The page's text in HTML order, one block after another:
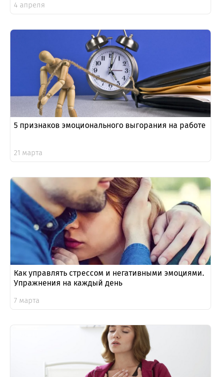
4 апреля
5 признаков эмоционального выгорания на работе
21 марта
Как управлять стрессом и негативными эмоциями.
Упражнения на каждый день
7 марта